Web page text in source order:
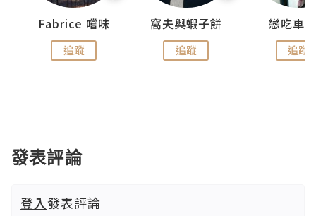
Fabrice 嚐味
追蹤
窩夫與蝦子餅
追蹤
戀吃車
追蹤
發表評論
登入發表評論